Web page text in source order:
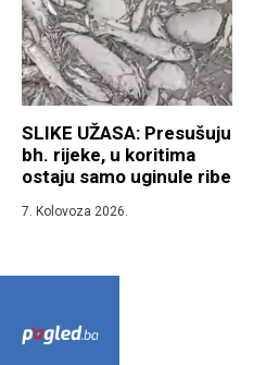
SLIKE UŽASA: Presušuju
bh. rijeke, u koritima
ostaju samo uginule ribe
7. Kolovoza 2026.